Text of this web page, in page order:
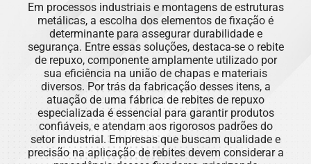
Em processos industriais e montagens de estruturas
metálicas, a escolha dos elementos de fixação é
determinante para assegurar durabilidade e
segurança. Entre essas soluções, destaca-se o rebite
de repuxo, componente amplamente utilizado por
sua eficiência na união de chapas e materiais
diversos. Por trás da fabricação desses itens, a
atuação de uma fábrica de rebites de repuxo
especializada é essencial para garantir produtos
confiáveis, e atendam aos rigorosos padrões do
setor industrial. Empresas que buscam qualidade e
precisão na aplicação de rebites devem considerar a